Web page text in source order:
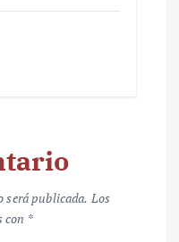
será publicada. Los
con *